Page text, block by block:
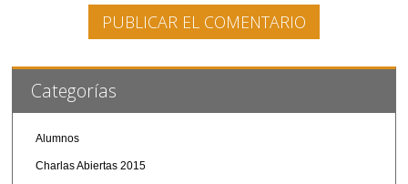
Categorías
Alumnos
Charlas Abiertas 2015